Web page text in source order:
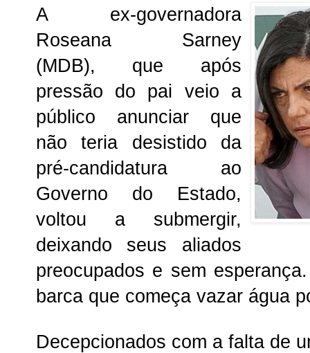
A ex-governadora
Roseana Sarney
(MDB), que após
pressão do pai veio a
público anunciar que
não teria desistido da
pré-candidatura ao
Governo do Estado,
voltou a submergir,
deixando seus aliados
preocupados e sem
barca que começa vazar água
Decepcionados com a falta de